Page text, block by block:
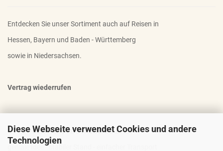
Diese Webseite verwendet Cookies und andere
Technologien
Entdecken Sie unser Sortiment auch auf Reisen in
Hessen, Bayern und Baden - Württemberg
sowie in Niedersachsen.
Vertrag wiederrufen
OTTO - DER FAMOSE STAUDENHALTER
geniale Idee - stabiler Stand - einfacher Transport